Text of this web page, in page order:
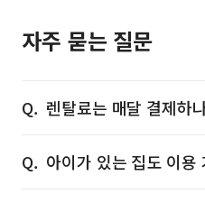
자주 묻는 질문
렌탈료는 매달 결제하
아이가 있는 집도 이용